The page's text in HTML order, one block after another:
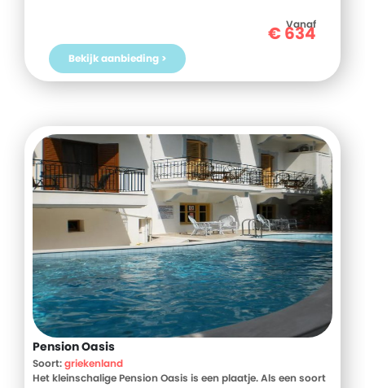
in Italie? Boek jouw vakantie naar Appartement Agriturismo
Vanaf
€634
Bekijk aanbieding >
Pension Oasis
Soort:griekenland
Het kleinschalige Pension Oasis is een plaatje. Als een soort